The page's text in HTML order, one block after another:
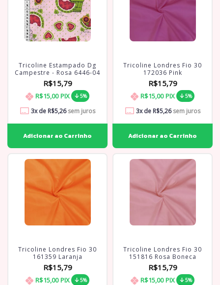
Tricoline Estampado Dg
Campestre - Rosa 6446-04
R$15,79
R$15,00 PIX 5%
3x de R$5,26sem juros
Tricoline Londres Fio 30
172036 Pink
R$15,79
R$15,00 PIX 5%
3x de R$5,26sem juros
Tricoline Londres Fio 30
161359 Laranja
R$15,79
R$15,00 PIX 5%
Tricoline Londres Fio 30
151816 Rosa Boneca
R$15,79
R$15,00 PIX 5%